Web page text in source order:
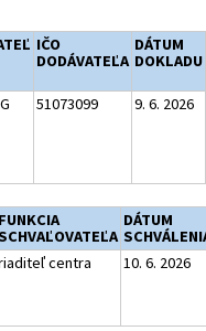
IČO
DODÁVATEĽA
DÁTUM
DOKLADU
51073099 9. 6. 2026
FUNKCIA
DÁTUM
centra 10. 6. 2026